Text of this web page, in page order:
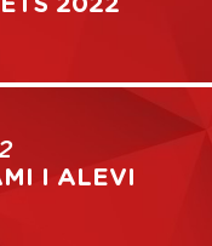
2022
I ALEVI